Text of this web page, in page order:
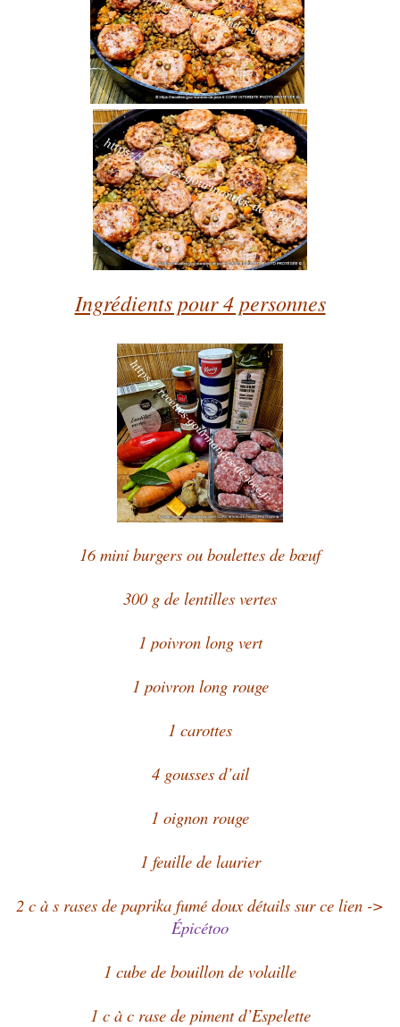
Ingrédients pour 4 personnes
16 mini burgers ou boulettes de bœuf
300 g de lentilles vertes
1 poivron long vert
1 poivron long rouge
1 carottes
4 gousses d’ail
1 oignon rouge
1 feuille de laurier
2 c à s rases de paprika fumé doux détails sur ce lien ->
Épicétoo
1 cube de bouillon de volaille
1 c à c rase de piment d’Espelette